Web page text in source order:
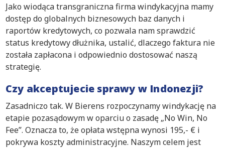
Jako wiodąca transgraniczna firma windykacyjna mamy
dostęp do globalnych biznesowych baz danych i
raportów kredytowych, co pozwala nam sprawdzić
status kredytowy dłużnika, ustalić, dlaczego faktura nie
została zapłacona i odpowiednio dostosować naszą
strategię.
Czy akceptujecie sprawy w Indonezji?
Zasadniczo tak. W Bierens rozpoczynamy windykację na
etapie pozasądowym w oparciu o zasadę „No Win, No
Fee”. Oznacza to, że opłata wstępna wynosi 195,- € i
pokrywa koszty administracyjne. Naszym celem jest